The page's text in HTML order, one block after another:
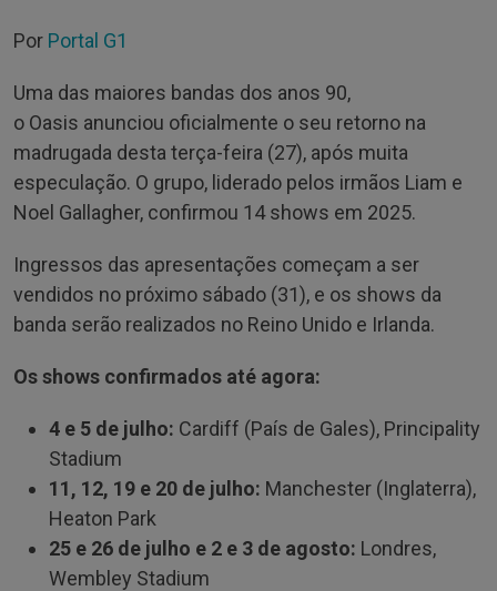
Por Portal G1
Uma das maiores bandas dos anos 90,
o Oasis anunciou oficialmente o seu retorno na
madrugada desta terça-feira (27), após muita
especulação. O grupo, liderado pelos irmãos Liam e
Noel Gallagher, confirmou 14 shows em 2025.
Ingressos das apresentações começam a ser
vendidos no próximo sábado (31), e os shows da
banda serão realizados no Reino Unido e Irlanda.
Os shows confirmados até agora:
4 e 5 de julho: Cardiff (País de Gales), Principality
Stadium
11, 12, 19 e 20 de julho: Manchester (Inglaterra),
Heaton Park
25 e 26 de julho e 2 e 3 de agosto: Londres,
Wembley Stadium